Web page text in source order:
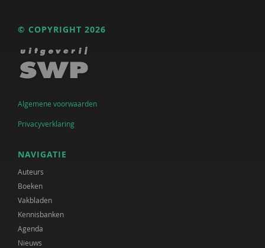
© COPYRIGHT 2026
Algemene voorwaarden
Privacyverklaring
NAVIGATIE
Auteurs
Boeken
Vakbladen
Kennisbanken
Agenda
Nieuws